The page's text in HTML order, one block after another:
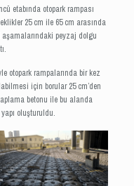
etabında otopark rampası
25 cm ile 65 cm arasında
peyzaj dolgu
otopark rampalarında bir kez
için borular 25 cm’den
betonu ile bu alanda
oluşturuldu.